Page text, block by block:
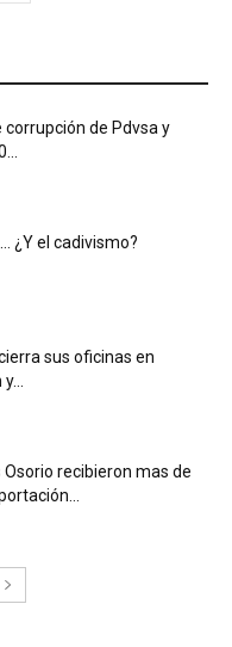
corrupción de Pdvsa y
¿Y el cadivismo?
sus oficinas en
Osorio recibieron mas de